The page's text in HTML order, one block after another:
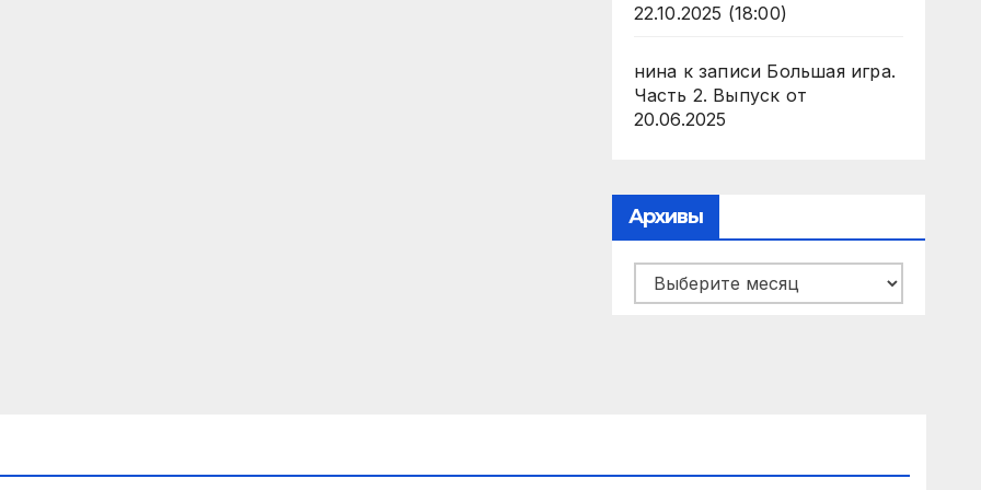
22.10.2025 (18:00)
нина к записи Большая игра.
Часть 2. Выпуск от
20.06.2025
Архивы
Архивы